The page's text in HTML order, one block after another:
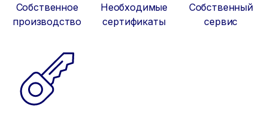
Собственное
производство
Необходимые
сертификаты
Собственный
сервис